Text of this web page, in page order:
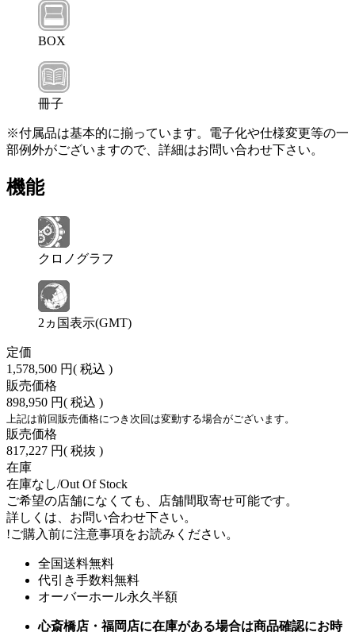
BOX
冊子
※付属品は基本的に揃っています。電子化や仕様変更等の一
部例外がございますので、詳細はお問い合わせ下さい。
機能
クロノグラフ
2ヵ国表示(GMT)
定価
1,578,500 円( 税込 )
販売価格
898,950 円( 税込 )
上記は前回販売価格につき次回は変動する場合がございます。
販売価格
817,227 円( 税抜 )
在庫
在庫なし/Out Of Stock
ご希望の店舗になくても、店舗間取寄せ可能です。
詳しくは、お問い合わせ下さい。
!ご購入前に注意事項をお読みください。
全国送料無料
代引き手数料無料
オーバーホール永久半額
心斎橋店・福岡店に在庫がある場合は商品確認にお時